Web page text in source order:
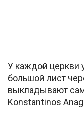
У каждой церкви
большой лист
выкладывают
Konstantinos